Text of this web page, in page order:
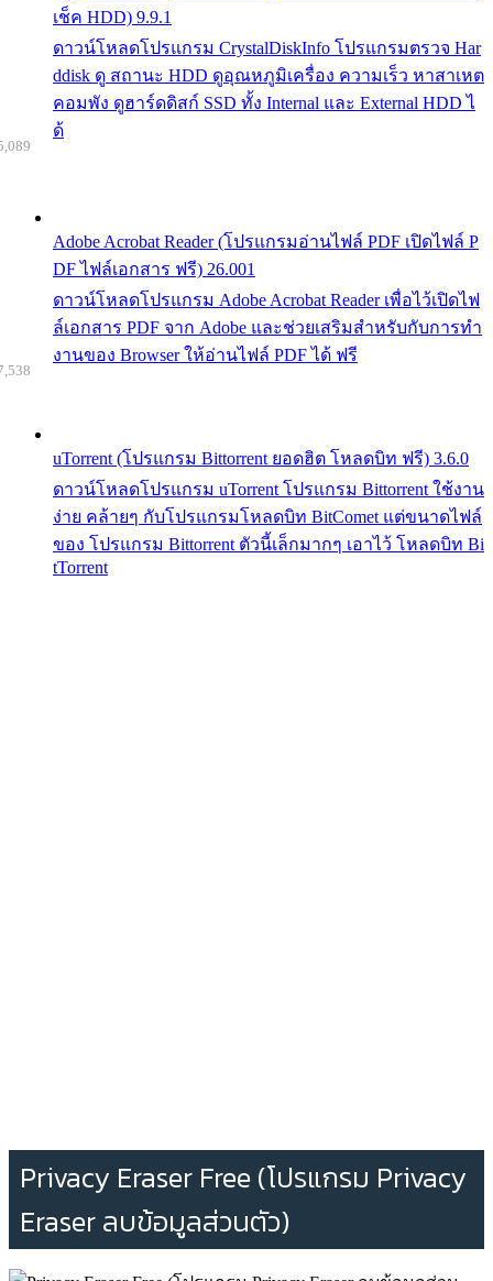
เช็ค HDD) 9.9.1
ดาวน์โหลดโปรแกรม CrystalDiskInfo โปรแกรมตรวจ Har
ddisk ดู สถานะ HDD ดูอุณหภูมิเครื่อง ความเร็ว หาสาเหต
คอมพัง ดูฮาร์ดดิสก์ SSD ทั้ง Internal และ External HDD ไ
ด้
Adobe Acrobat Reader (โปรแกรมอ่านไฟล์ PDF เปิดไฟล์ P
DF ไฟล์เอกสาร ฟรี) 26.001
ดาวน์โหลดโปรแกรม Adobe Acrobat Reader เพื่อไว้เปิดไฟ
ล์เอกสาร PDF จาก Adobe และช่วยเสริมสำหรับกับการทำ
งานของ Browser ให้อ่านไฟล์ PDF ได้ ฟรี
uTorrent (โปรแกรม Bittorrent ยอดฮิต โหลดบิท ฟรี) 3.6.0
ดาวน์โหลดโปรแกรม uTorrent โปรแกรม Bittorrent ใช้งาน
ง่าย คล้ายๆ กับโปรแกรมโหลดบิท BitComet แต่ขนาดไฟล์
ของ โปรแกรม Bittorrent ตัวนี้เล็กมากๆ เอาไว้ โหลดบิท Bi
tTorrent
Privacy Eraser Free (โปรแกรม Privacy
Eraser ลบข้อมูลส่วนตัว)